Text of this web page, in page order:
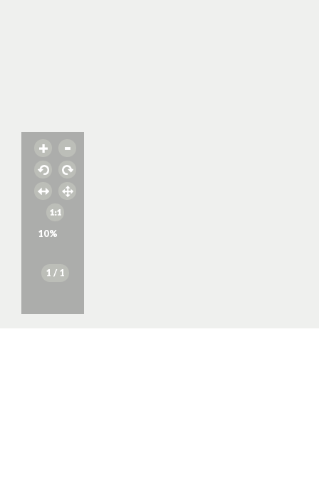
10%
1 / 1